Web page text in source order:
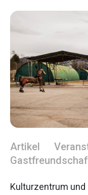
Artikel
Kulturzentrum